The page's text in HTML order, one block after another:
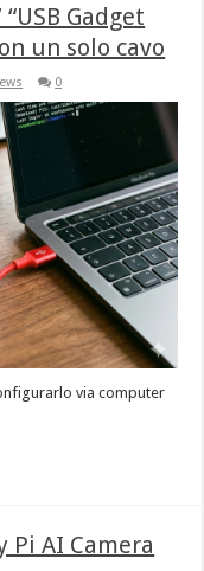
Gadget
un solo cavo
0
via computer
Pi AI Camera